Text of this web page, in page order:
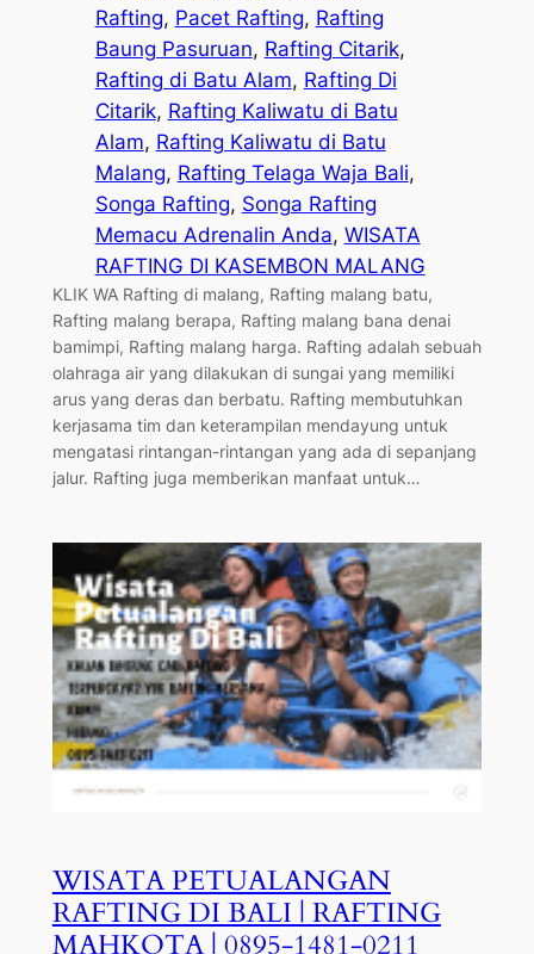
Rafting, Pacet Rafting, Rafting
Baung Pasuruan, Rafting Citarik
Rafting di Batu Alam, Rafting Di
Citarik, Rafting Kaliwatu di Batu
Alam, Rafting Kaliwatu di Batu
Malang, Rafting Telaga Waja Bali
Songa Rafting, Songa Rafting
Memacu Adrenalin Anda, WISATA
RAFTING DI KASEMBON MALANG
KLIK WA Rafting di malang, Rafting malang batu,
Rafting malang berapa, Rafting malang bana denai
bamimpi, Rafting malang harga. Rafting adalah sebuah
olahraga air yang dilakukan di sungai yang memiliki
arus yang deras dan berbatu. Rafting membutuhkan
kerjasama tim dan keterampilan mendayung untuk
mengatasi rintangan-rintangan yang ada di sepanjang
jalur. Rafting juga memberikan manfaat untuk…
WISATA PETUALANGAN
RAFTING DI BALI | RAFTING
MAHKOTA | 0895-1481-0211